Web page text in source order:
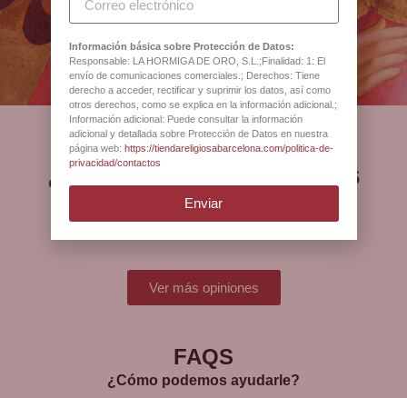
Antigua Botiga Catedral
Barcelona
¿Qué opinan nuestros
clientes?
Ver más opiniones
FAQS
¿Cómo podemos ayudarle?
Información básica sobre Protección de Datos:
Responsable: LA HORMIGA DE ORO, S.L.;Finalidad: 1: El
envío de comunicaciones comerciales.; Derechos: Tiene
derecho a acceder, rectificar y suprimir los datos, así como
otros derechos, como se explica en la información adicional.;
Información adicional: Puede consultar la información
adicional y detallada sobre Protección de Datos en nuestra
página web: https://tiendareligiosabarcelona.com/politica-de-
privacidad/contactos
Enviar